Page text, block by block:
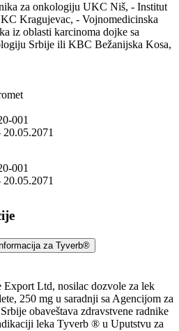
za onkologiju UKC Niš, - Institut
Kragujevac, - Vojnomedicinska
iz oblasti karcinoma dojke sa
Srbije ili KBC Bežanijska Kosa,
001
001
za Tyverb®
Ltd, nosilac dozvole za lek
250 mg u saradnji sa Agencijom za
obaveštava zdravstvene radnike
leka Tyverb ® u Uputstvu za